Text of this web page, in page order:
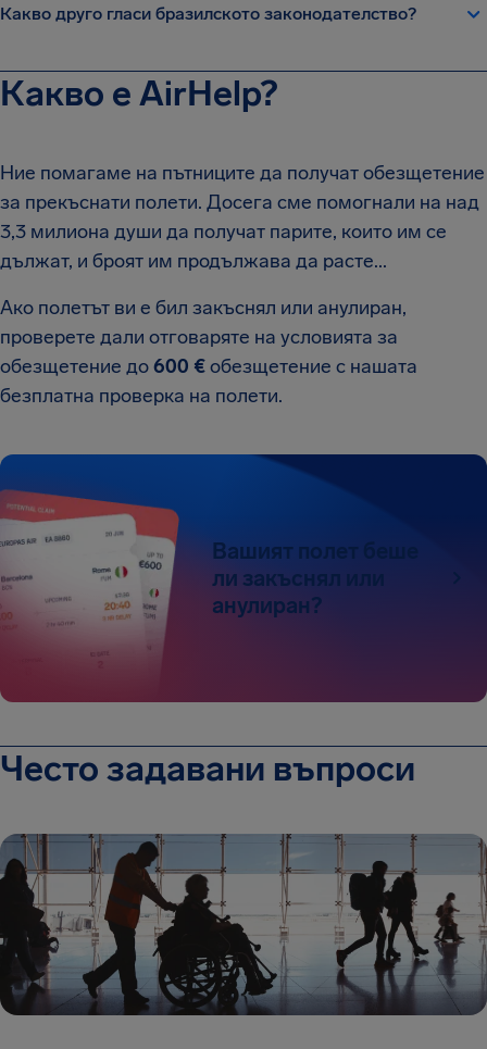
Какво друго гласи бразилското законодателство?
Какво е AirHelp?
Ние помагаме на пътниците да получат обезщетение
за прекъснати полети. Досега сме помогнали на над
3,3 милиона души да получат парите, които им се
дължат, и броят им продължава да расте...
Ако полетът ви е бил закъснял или анулиран,
проверете дали отговаряте на условията за
обезщетение до600 €обезщетение с нашата
безплатна проверка на полети.
Вашият полет беше
ли закъснял или
анулиран?
Често задавани въпроси